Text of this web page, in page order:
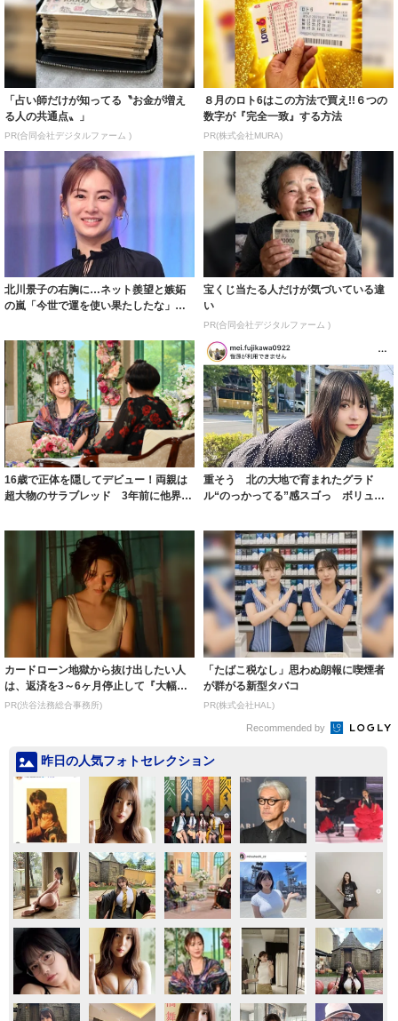
「占い師だけが知ってる〝お金が増え
る人の共通点〟」
PR(合同会社デジタルファーム )
８月のロト6はこの方法で買え!!６つの
数字が『完全一致』する方法
PR(株式会社MURA)
北川景子の右胸に…ネット羨望と嫉妬
の嵐「今世で運を使い果たしたな」
宝くじ当たる人だけが気づいている違
い
PR(合同会社デジタルファーム )
16歳で正体を隠してデビュー！両親は
超大物のサラブレッド 3年前に他界し
重そう 北の大地で育まれたグラド
ル“のっかってる”感スゴっ ボリュー
カードローン地獄から抜け出したい人
は、返済を3～6ヶ月停止して『大幅に
減額してか...
PR(渋谷法務総合事務所)
「たばこ税なし」思わぬ朗報に喫煙者
が群がる新型タバコ
PR(株式会社HAL)
Recommended by
昨日の人気フォトセレクション